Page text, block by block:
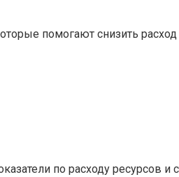
помогают снизить
по расходу ресурсов и